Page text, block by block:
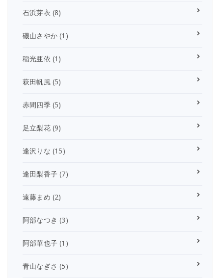
石浜芽衣 (8)
磯山さやか (1)
稲光亜依 (1)
萩田帆風(5)
赤間四季(5)
足立梨花(9)
逢沢りな (15)
逢田梨香子 (7)
遠藤まめ (2)
阿部なつき (3)
阿部華也子 (1)
青山なぎさ (5)